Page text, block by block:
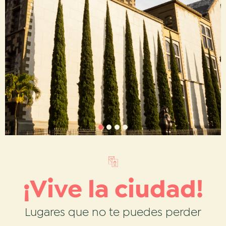
Probar un
delicioso
¡Vive la ciudad!
Lugares que no te puedes perder